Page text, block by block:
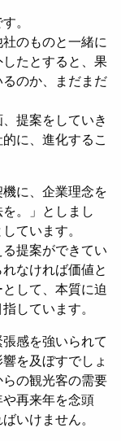
。
のものと一緒に
たとすると、果
のか、まだまだ
提案をしていき
に、進化するこ
に、企業理念を
。」としまし
ています。
提案ができてい
なければ価値と
して、本質に迫
しています。
感を強いられて
を及ぼすでしょ
の観光客の需要
再来年を念頭
いけません。